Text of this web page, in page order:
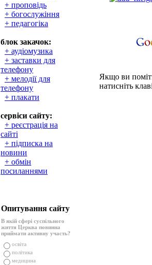
+ проповідь
+ богослужіння
+ педагогіка
блок закачок:
+ аудіомузика
+ заставки для
телефону
+ мелодії для
телефону
+ плакати
сервіси сайту:
+ реєстрація на
сайті
+ підписка на
новини
+ обмін
посиланнями
Опитування сайту
В якій сфері суспільного
життя Церква повинна
приймати активну участь?
освіта
політика
медицина
Якщо ви
натисніть